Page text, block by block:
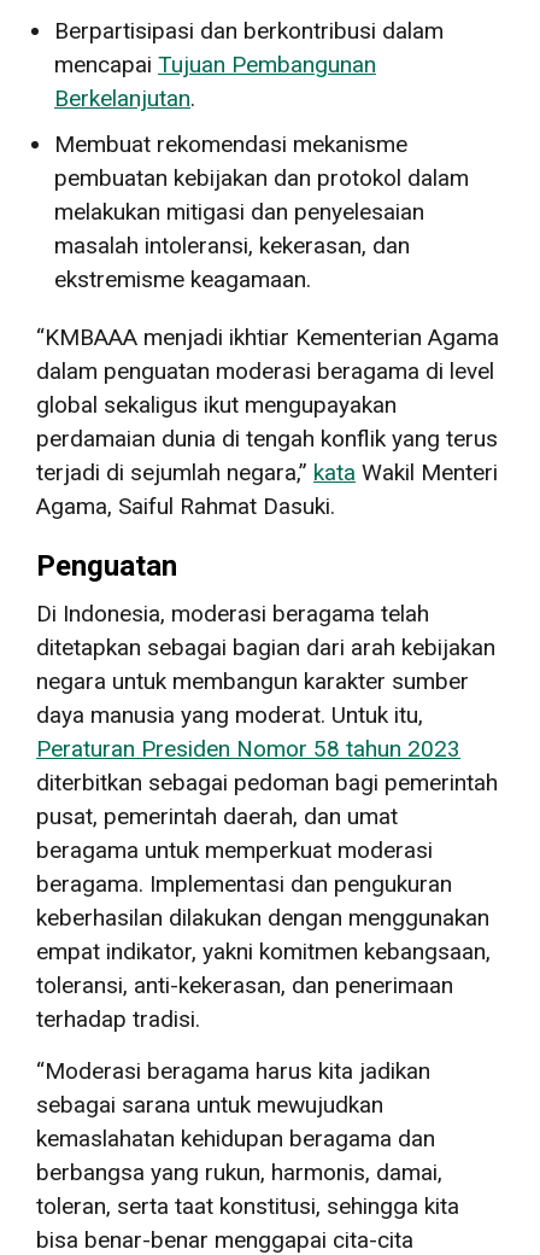
Berpartisipasi dan berkontribusi dalam
mencapai Tujuan Pembangunan
Berkelanjutan.
Membuat rekomendasi mekanisme
pembuatan kebijakan dan protokol dalam
melakukan mitigasi dan penyelesaian
masalah intoleransi, kekerasan, dan
ekstremisme keagamaan.
“KMBAAA menjadi ikhtiar Kementerian Agama
dalam penguatan moderasi beragama di level
global sekaligus ikut mengupayakan
perdamaian dunia di tengah konflik yang terus
terjadi di sejumlah negara,” kata Wakil Menteri
Agama, Saiful Rahmat Dasuki.
Penguatan
Di Indonesia, moderasi beragama telah
ditetapkan sebagai bagian dari arah kebijakan
negara untuk membangun karakter sumber
daya manusia yang moderat. Untuk itu,
Peraturan Presiden Nomor 58 tahun 2023
diterbitkan sebagai pedoman bagi pemerintah
pusat, pemerintah daerah, dan umat
beragama untuk memperkuat moderasi
beragama. Implementasi dan pengukuran
keberhasilan dilakukan dengan menggunakan
empat indikator, yakni komitmen kebangsaan,
toleransi, anti-kekerasan, dan penerimaan
terhadap tradisi.
“Moderasi beragama harus kita jadikan
sebagai sarana untuk mewujudkan
kemaslahatan kehidupan beragama dan
berbangsa yang rukun, harmonis, damai,
toleran, serta taat konstitusi, sehingga kita
bisa benar-benar menggapai cita-cita